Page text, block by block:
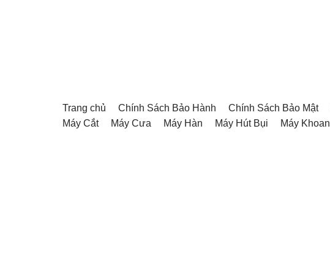
Trang chủ Chính Sách Bảo Hành Chính Sách Bảo Mật
Máy Cắt
Máy Cưa Máy Hàn Máy Hút Bụi Máy Khoan